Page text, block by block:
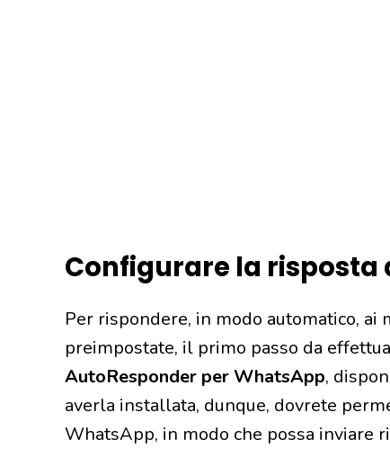
Configurare la
Per rispondere, in modo automatico, ai
preimpostate, il primo passo da
AutoResponder per WhatsApp,
averla installata, dunque, dovrete
WhatsApp, in modo che possa inviare